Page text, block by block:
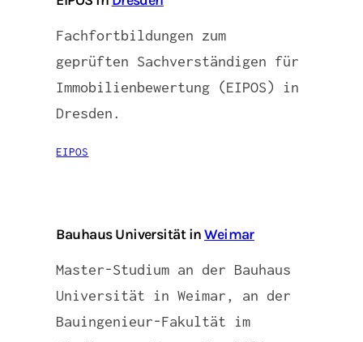
Fachfortbildungen zum
geprüften Sachverständigen für
Immobilienbewertung (EIPOS) in
Dresden.
EIPOS
Bauhaus Universität inWeimar
Master-Studium an der Bauhaus
Universität in Weimar, an der
Bauingenieur-Fakultät im